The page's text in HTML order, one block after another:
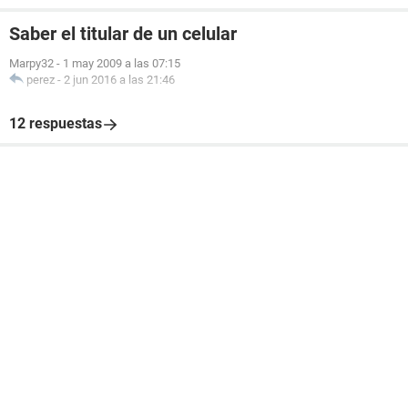
Saber el titular de un celular
Marpy32 - 1 may 2009 a las 07:15
perez - 2 jun 2016 a las 21:46
12 respuestas